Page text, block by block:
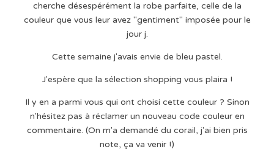
cherche désespérément la robe parfaite, celle de la
couleur que vous leur avez "gentiment" imposée pour le
jour j.
Cette semaine j'avais envie de bleu pastel.
J'espère que la sélection shopping vous plaira !
Il y en a parmi vous qui ont choisi cette couleur ? Sinon
n'hésitez pas à réclamer un nouveau code couleur en
commentaire. (On m'a demandé du corail, j'ai bien pris
note, ça va venir !)